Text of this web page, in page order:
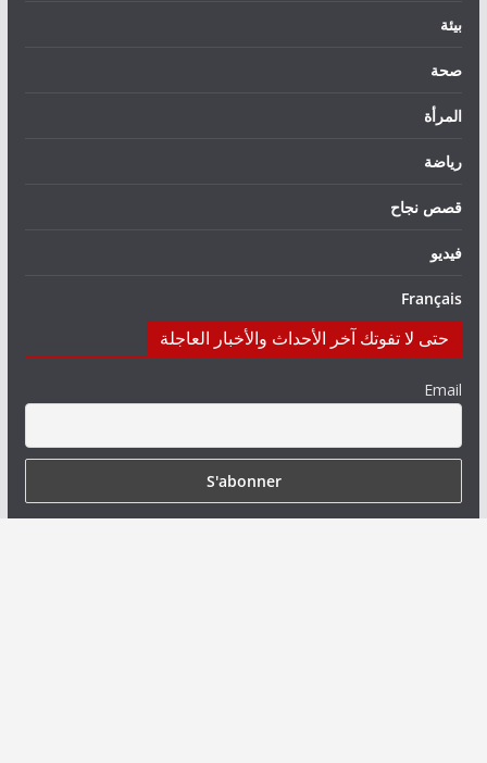
بيئة
صحة
المرأة
رياضة
قصص نجاح
فيديو
Français
حتى لا تفوتك آخر الأحداث والأخبار العاجلة
Email